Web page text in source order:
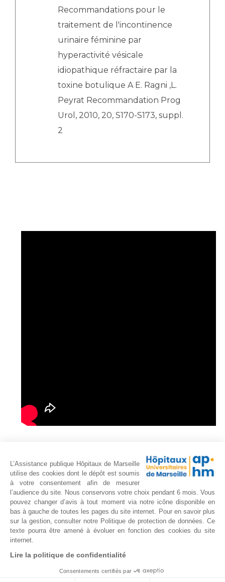
Recommandations pour le
traitement de l'incontinence
urinaire féminine par
hyperactivité vésicale
idiopathique réfractaire par la
toxine botulique A E. Ragni ,L.
Peyrat Recommandation Prog
Urol, 2010, 20, S170-S173, suppl.
2
RECHERCHER UN SERVICE
DE L'AP-HM PAR SON
TITRE
L’Assistance publique Hôpitaux de Marseille
utilise des cookies dont le dépôt est soumis
à votre consentement afin de mesurer
l’audience du site. Nous conservons votre choix pendant 6 mois. Vous
pouvez changer d’avis à tout moment via notre icône disponible en
bas à gauche de toutes les pages du site internet. Pour en savoir plus
sur la gestion, consulter notre Politique de protection de données. Ce
texte pourra être amené à évoluer en fonction des cookies du site
internet.
Lire la politique de confidentialité
Consentements certifiés par